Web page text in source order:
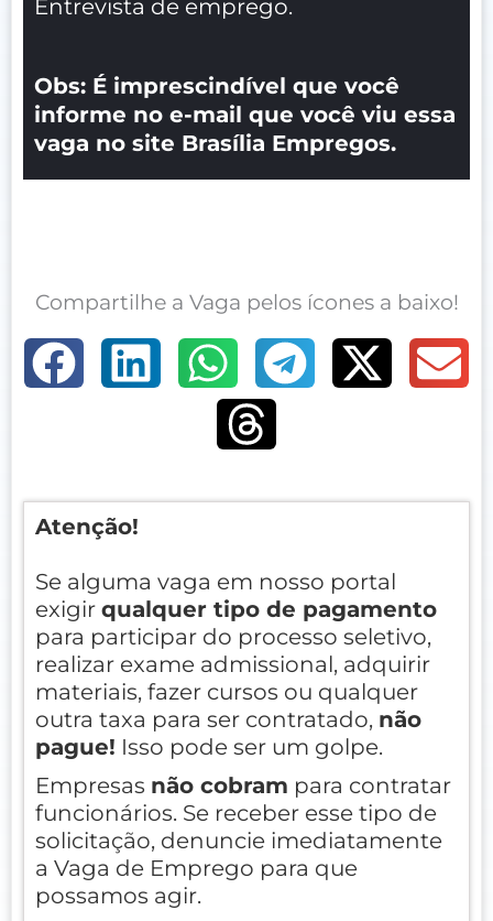
Entrevista de emprego.
Obs: É imprescindível que você
informe no e-mail que você viu essa
vaga no site Brasília Empregos.
Compartilhe a Vaga pelos ícones a baixo!
Atenção!
Se alguma vaga em nosso portal
exigir qualquer tipo de pagamento
para participar do processo seletivo,
realizar exame admissional, adquirir
materiais, fazer cursos ou qualquer
outra taxa para ser contratado, não
pague! Isso pode ser um golpe.
Empresas não cobram para contratar
funcionários. Se receber esse tipo de
solicitação, denuncie imediatamente
a Vaga de Emprego para que
possamos agir.